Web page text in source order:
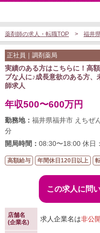
薬剤師の求人・転職TOP 福井
正社員｜調剤薬局
実績のある方はこちらに！高
ブな人に♪成長意欲のある方
師求人
年収500〜600万円
勤務地： 福井県福井市 えちぜ
分
開局時間： 08:30〜18:00 休日
高額給与 年間休日120日以上
この求人に問
店舗名
(企業名)
求人企業名は非公開